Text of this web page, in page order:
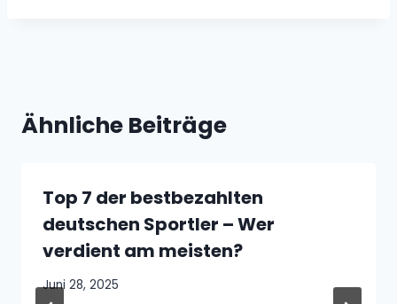
Ähnliche Beiträge
Top 7 der bestbezahlten
deutschen Sportler – Wer
verdient am meisten?
Juni 28, 2025